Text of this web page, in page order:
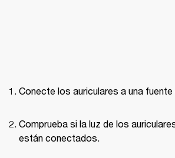
Conecte los auriculares a una
Comprueba si la luz de los
están conectados.